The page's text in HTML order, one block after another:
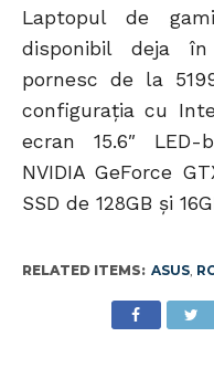
Laptopul de
disponibil deja
pornesc de la
configurația cu
ecran 15.6″
NVIDIA GeForce
SSD de 128GB și
RELATED ITEMS: ASUS,